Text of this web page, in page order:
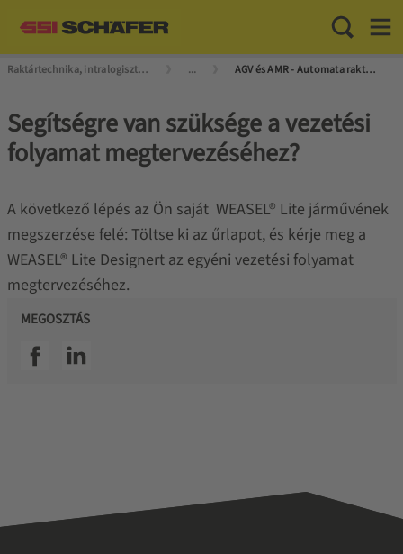
Toggle
Raktártechnika, intralogisztika mesterfokon ... AGV és AMR - Automata raktári szállító járművek
Segítségre van szüksége a vezetési
folyamat megtervezéséhez?
A következő lépés az Ön saját WEASEL® Lite járművének
megszerzése felé: Töltse ki az űrlapot, és kérje meg a
WEASEL® Lite Designert az egyéni vezetési folyamat
megtervezéséhez.
MEGOSZTÁS
SSI facebookSSI linkedin